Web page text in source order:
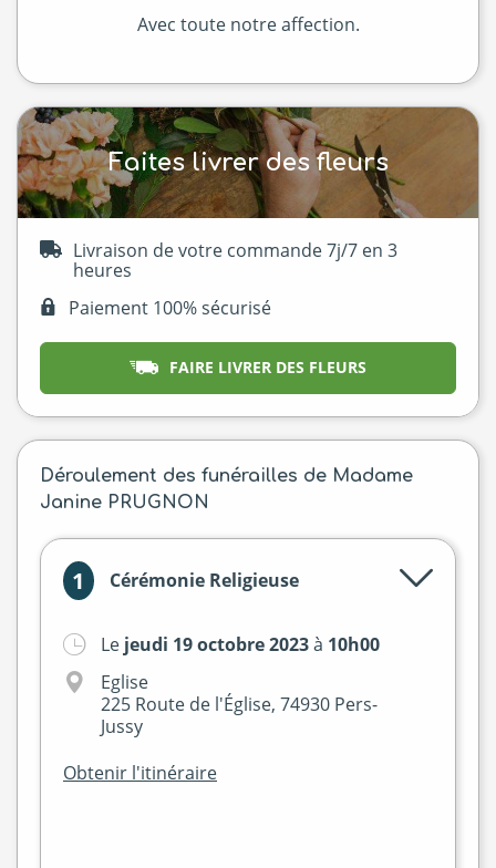
Avec toute notre affection.
Faites livrer des fleurs
Livraison de votre commande 7j/7 en 3
heures
Paiement 100% sécurisé
FAIRE LIVRER DES FLEURS
Déroulement des funérailles de Madame
Janine PRUGNON
1 Cérémonie Religieuse
Le jeudi 19 octobre 2023à 10h00
Eglise
225 Route de l'Église, 74930 Pers-
Jussy
Obtenir l'itinéraire